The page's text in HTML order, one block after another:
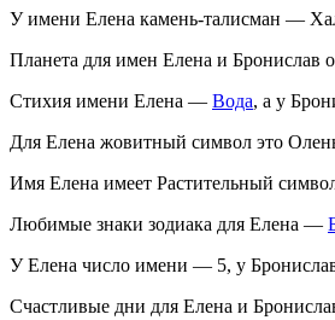
У имени Елена камень-талисман —
Планета для имен Елена и
Стихия имени Елена — Вода, а у
Для Елена жовитный символ это
Имя Елена имеет Растительный
Любимые знаки зодиака для Елена —
У Елена число имени — 5, у
Счастливые дни для Елена и